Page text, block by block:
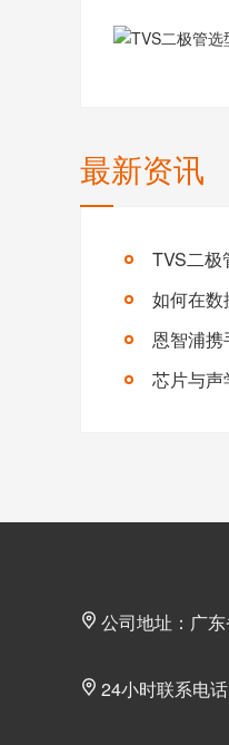
最新资讯
TVS二极
如何在数
恩智浦
公司地址：广
24小时联系电